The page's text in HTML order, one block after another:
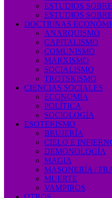
ESTUDIOS
ESTUDIOS
DOCTRINAS
ANARQUISMO
CAPITALISMO
COMUNISMO
MARXISMO
SOCIALISMO
TROTSKISMO
CIENCIAS SOCIALES
ECONOMÍA
POLÍTICA
SOCIOLOGÍA
ESOTERISMO
BRUJERÍA
CIELO E
DEMONOLOGÍA
MAGIA
MASONERÍA /
MUERTE
VAMPIROS